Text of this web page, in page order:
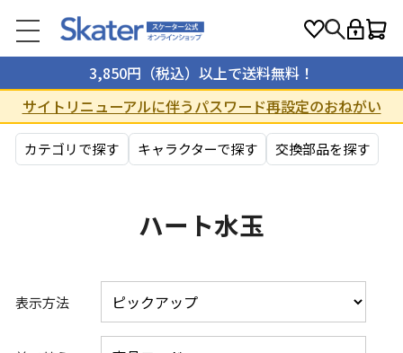
3,850円（税込）以上で送料無料！
サイトリニューアルに伴うパスワード再設定のおねがい
カテゴリで探す キャラクターで探す 交換部品を探す
ハート水玉
表示方法